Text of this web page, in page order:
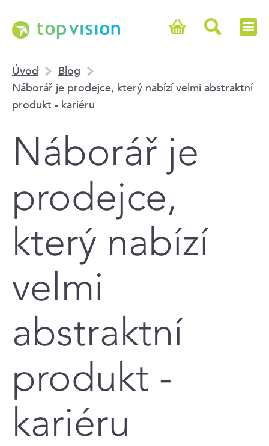
Úvod
Blog
Náborář je prodejce, který nabízí velmi abstraktní
produkt - kariéru
Náborář je
prodejce,
který nabízí
velmi
abstraktní
produkt -
kariéru